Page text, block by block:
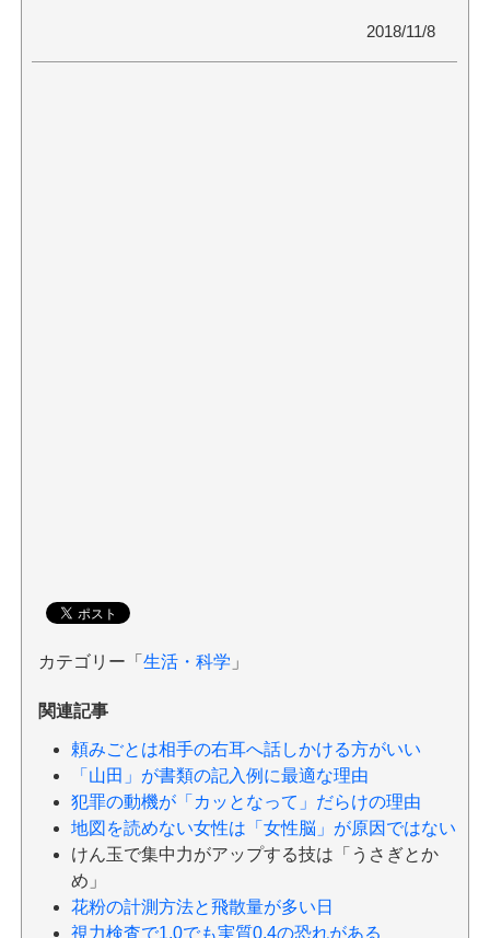
2018/11/8
カテゴリー「 生活・科学 」
関連記事
頼みごとは相手の右耳へ話しかける方がいい
「山田」が書類の記入例に最適な理由
犯罪の動機が「カッとなって」だらけの理由
地図を読めない女性は「女性脳」が原因ではない
けん玉で集中力がアップする技は「うさぎとか
め」
花粉の計測方法と飛散量が多い日
視力検査で1.0でも実質0.4の恐れがある